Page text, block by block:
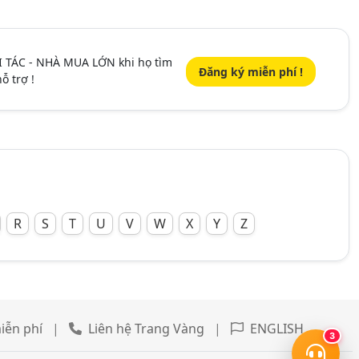
3
- NHÀ MUA LỚN khi họ tìm
trợ !
Đăng ký miễn phí !
R S T U V W X Y Z
phí | Liên hệ Trang Vàng | ENGLISH